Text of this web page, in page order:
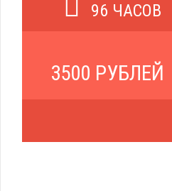
96 ЧАСОВ
3500 РУБЛЕЙ